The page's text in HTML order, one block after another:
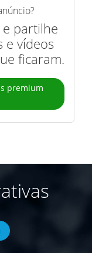
partilhe
e vídeos
ficaram.
premium